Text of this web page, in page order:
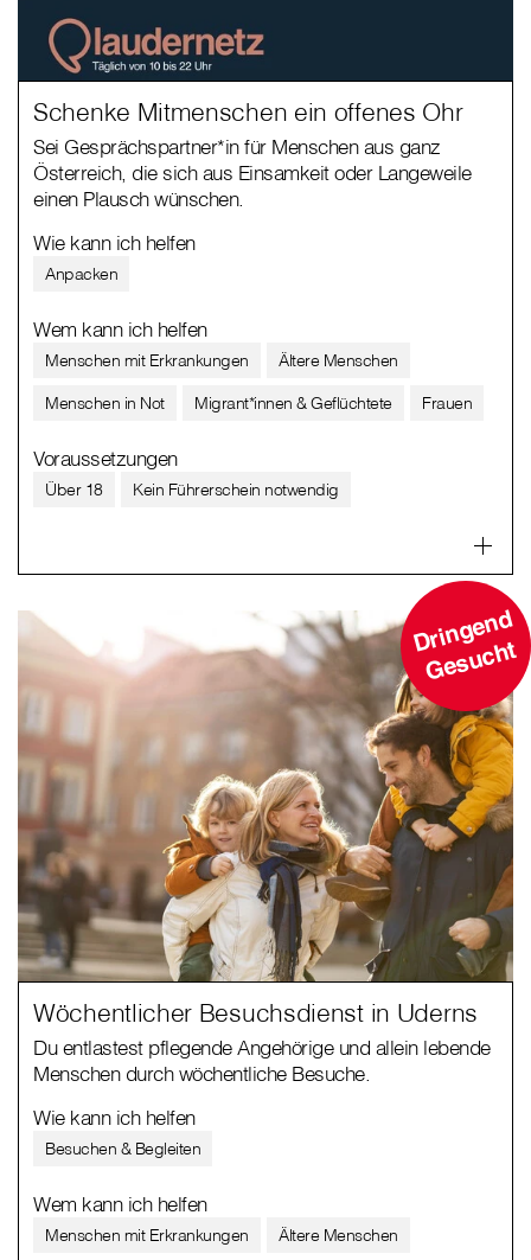
Schenke Mitmenschen ein offenes Ohr
Sei Gesprächspartner*in für Menschen aus ganz
Österreich, die sich aus Einsamkeit oder Langeweile
einen Plausch wünschen.
Wie kann ich helfen
Anpacken
Wem kann ich helfen
Menschen mit Erkrankungen
Ältere Menschen
Menschen in Not
Migrant*innen & Geflüchtete Frauen
Voraussetzungen
Über 18 Kein Führerschein notwendig
D
ri
n
g
e
n
d
G
e
s
u
c
ht
Wöchentlicher Besuchsdienst in Uderns
Du entlastest pflegende Angehörige und allein lebende
Menschen durch wöchentliche Besuche.
Wie kann ich helfen
Besuchen & Begleiten
Wem kann ich helfen
Menschen mit Erkrankungen Ältere Menschen